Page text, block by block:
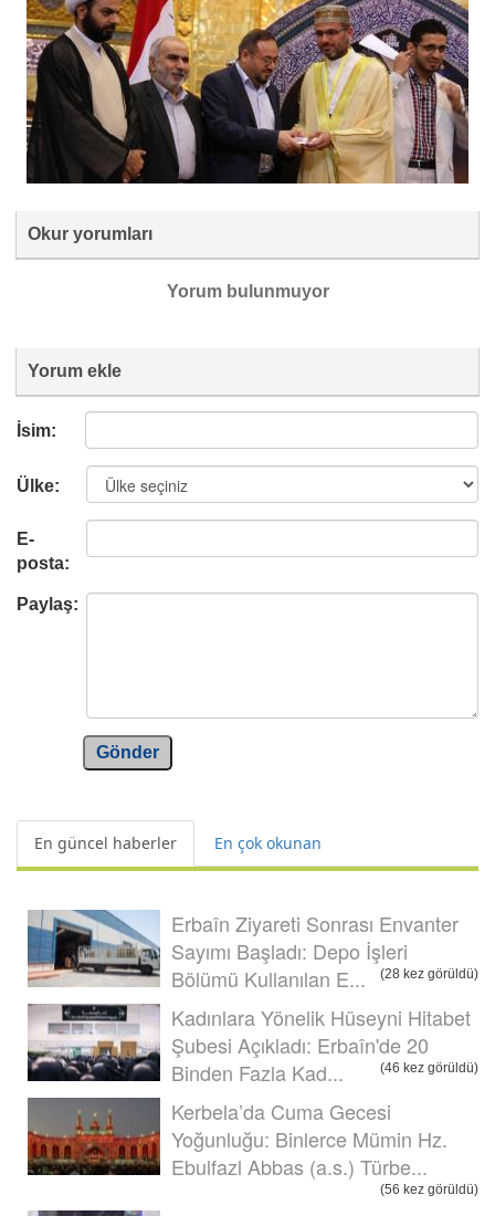
Okur yorumları
Yorum bulunmuyor
Yorum ekle
İsim:
Ülke:
E-
posta:
Paylaş:
Gönder
En güncel haberler En çok okunan
Erbaîn Ziyareti Sonrası Envanter
Sayımı Başladı: Depo İşleri
Bölümü Kullanılan E...
(28 kez görüldü)
Kadınlara Yönelik Hüseyni Hitabet
Şubesi Açıkladı: Erbaîn'de 20
Binden Fazla Kad...
(46 kez görüldü)
Kerbela’da Cuma Gecesi
Yoğunluğu: Binlerce Mümin Hz.
Ebulfazl Abbas (a.s.) Türbe...
(56 kez görüldü)